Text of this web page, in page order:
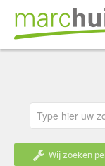
Voorraad
Nieuwe auto's
Wij zoeken